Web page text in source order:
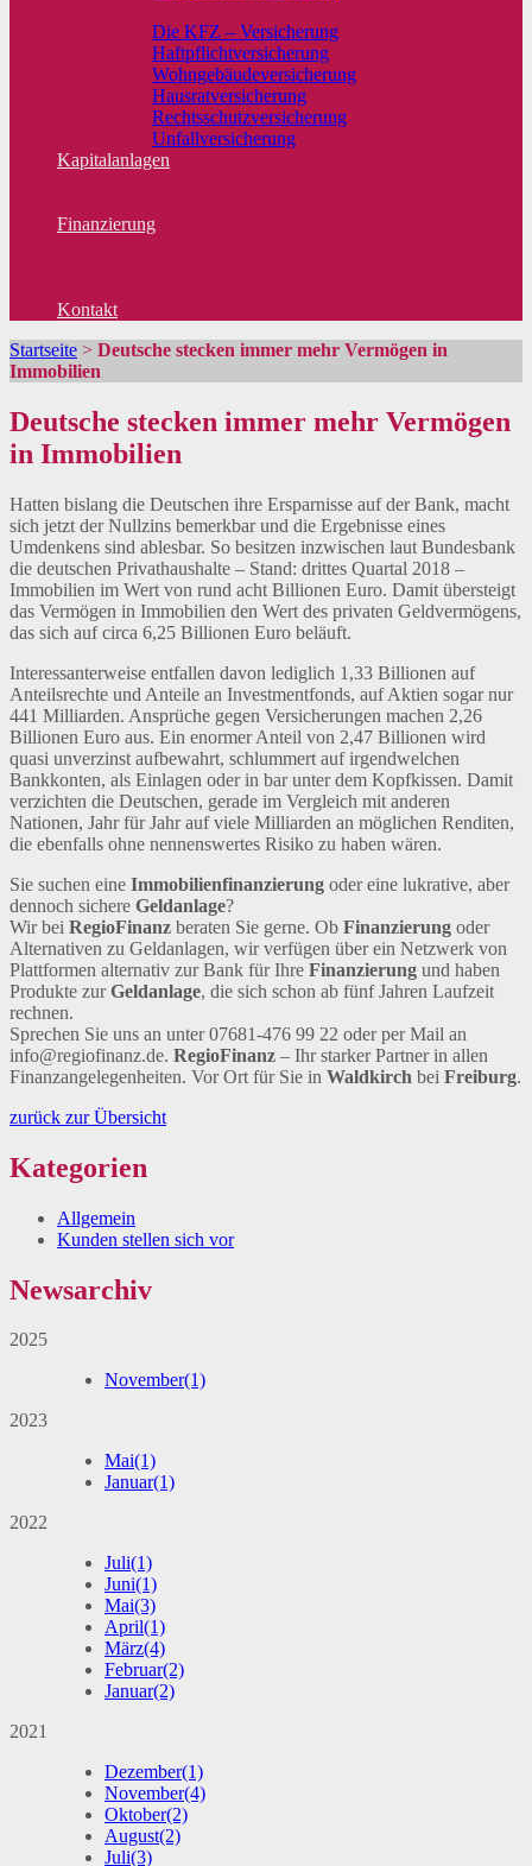
Die KFZ – Versicherung
Haftpflichtversicherung
Wohngebäudeversicherung
Hausratversicherung
Rechtsschutzversicherung
Unfallversicherung
Kapitalanlagen
Finanzierung
Kontakt
Startseite > Deutsche stecken immer mehr Vermögen in
Immobilien
Deutsche stecken immer mehr Vermögen
in Immobilien
Hatten bislang die Deutschen ihre Ersparnisse auf der Bank, macht
sich jetzt der Nullzins bemerkbar und die Ergebnisse eines
Umdenkens sind ablesbar. So besitzen inzwischen laut Bundesbank
die deutschen Privathaushalte – Stand: drittes Quartal 2018 –
Immobilien im Wert von rund acht Billionen Euro. Damit übersteigt
das Vermögen in Immobilien den Wert des privaten Geldvermögens,
das sich auf circa 6,25 Billionen Euro beläuft.
Interessanterweise entfallen davon lediglich 1,33 Billionen auf
Anteilsrechte und Anteile an Investmentfonds, auf Aktien sogar nur
441 Milliarden. Ansprüche gegen Versicherungen machen 2,26
Billionen Euro aus. Ein enormer Anteil von 2,47 Billionen wird
quasi unverzinst aufbewahrt, schlummert auf irgendwelchen
Bankkonten, als Einlagen oder in bar unter dem Kopfkissen. Damit
verzichten die Deutschen, gerade im Vergleich mit anderen
Nationen, Jahr für Jahr auf viele Milliarden an möglichen Renditen,
die ebenfalls ohne nennenswertes Risiko zu haben wären.
Sie suchen eine Immobilienfinanzierung oder eine lukrative, aber
dennoch sichere Geldanlage?
Wir bei RegioFinanz beraten Sie gerne. Ob Finanzierung oder
Alternativen zu Geldanlagen, wir verfügen über ein Netzwerk von
Plattformen alternativ zur Bank für Ihre Finanzierung und haben
Produkte zurGeldanlage, die sich schon ab fünf Jahren Laufzeit
rechnen.
Sprechen Sie uns an unter 07681-476 99 22 oder per Mail an
info@regiofinanz.de. RegioFinanz – Ihr starker Partner in allen
Finanzangelegenheiten. Vor Ort für Sie in Waldkirch bei Freiburg.
zurück zur Übersicht
Kategorien
Allgemein
Kunden stellen sich vor
Newsarchiv
2025
November(1)
2023
Mai(1)
Januar(1)
2022
Juli(1)
Juni(1)
Mai(3)
April(1)
März(4)
Februar(2)
Januar(2)
2021
Dezember(1)
November(4)
Oktober(2)
August(2)
Juli(3)